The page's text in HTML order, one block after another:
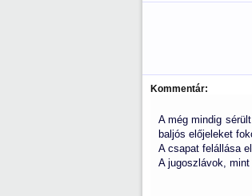
Kommentár:
A még mindig sérült
baljós előjeleket
A csapat felállása
A jugoszlávok,